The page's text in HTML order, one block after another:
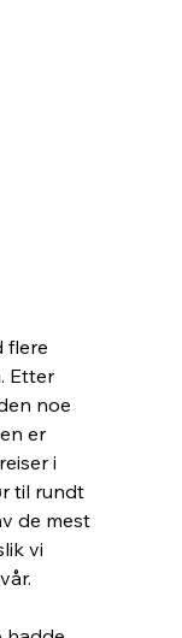
flere
Etter
noe
er
i
til rundt
de mest
vi